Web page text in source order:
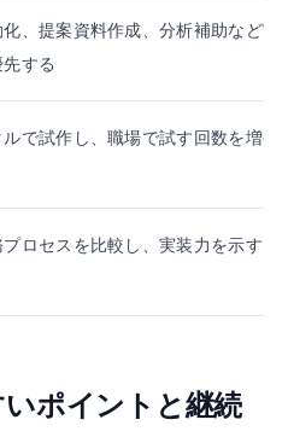
、提案資料作成、分析補助など実
する
で試作し、職場で試す回数を増や
ロセスを比較し、実装力を示す
ポイントと継続